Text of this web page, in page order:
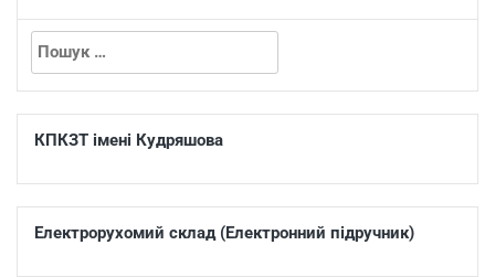
КПКЗТ імені Кудряшова
Електрорухомий склад (Електронний підручник)